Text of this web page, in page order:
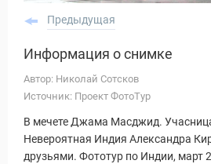
Предыдущая
Информация о снимке
Автор: Николай Сотсков
Источник: Проект ФотоТур
В мечете Джама Масджид.
Невероятная Индия Александра
друзьями. Фототур по Индии, март